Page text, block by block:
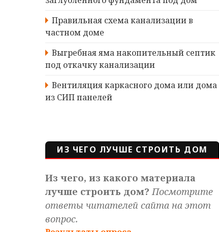
Правильная схема канализации в
частном доме
Выгребная яма накопительный септик
под откачку канализации
Вентиляция каркасного дома или дома
из СИП панелей
ИЗ ЧЕГО ЛУЧШЕ СТРОИТЬ ДОМ
Из чего, из какого материала
лучше строить дом?Посмотрите
ответы читателей сайта на этот
вопрос.